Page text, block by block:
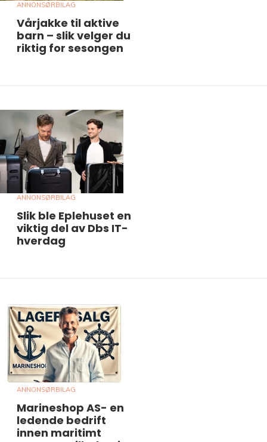
ANNONSØRBILAG
Vårjakke til aktive
barn – slik velger du
riktig for sesongen
ANNONSØRBILAG
Slik ble Eplehuset en
viktig del av Dbs IT-
hverdag
ANNONSØRBILAG
Marineshop AS- en
ledende bedrift
innen maritimt